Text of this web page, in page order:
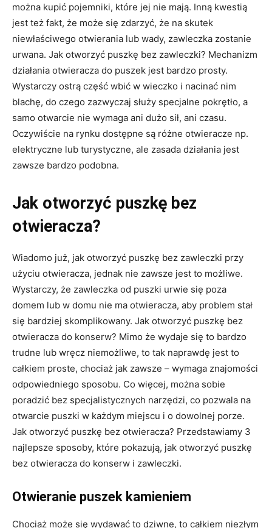
można kupić pojemniki, które jej nie mają. Inną kwestią
jest też fakt, że może się zdarzyć, że na skutek
niewłaściwego otwierania lub wady, zawleczka zostanie
urwana. Jak otworzyć puszkę bez zawleczki? Mechanizm
działania otwieracza do puszek jest bardzo prosty.
Wystarczy ostrą część wbić w wieczko i nacinać nim
blachę, do czego zazwyczaj służy specjalne pokrętło, a
samo otwarcie nie wymaga ani dużo sił, ani czasu.
Oczywiście na rynku dostępne są różne otwieracze np.
elektryczne lub turystyczne, ale zasada działania jest
zawsze bardzo podobna.
Jak otworzyć puszkę bez
otwieracza?
Wiadomo już, jak otworzyć puszkę bez zawleczki przy
użyciu otwieracza, jednak nie zawsze jest to możliwe.
Wystarczy, że zawleczka od puszki urwie się poza
domem lub w domu nie ma otwieracza, aby problem stał
się bardziej skomplikowany. Jak otworzyć puszkę bez
otwieracza do konserw? Mimo że wydaje się to bardzo
trudne lub wręcz niemożliwe, to tak naprawdę jest to
całkiem proste, chociaż jak zawsze – wymaga znajomości
odpowiedniego sposobu. Co więcej, można sobie
poradzić bez specjalistycznych narzędzi, co pozwala na
otwarcie puszki w każdym miejscu i o dowolnej porze.
Jak otworzyć puszkę bez otwieracza? Przedstawiamy 3
najlepsze sposoby, które pokazują, jak otworzyć puszkę
bez otwieracza do konserw i zawleczki.
Otwieranie puszek kamieniem
Chociaż może się wydawać to dziwne, to całkiem niezłym